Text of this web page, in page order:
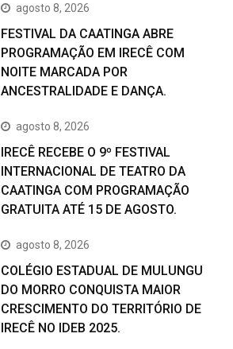
agosto 8, 2026
FESTIVAL DA CAATINGA ABRE
PROGRAMAÇÃO EM IRECÊ COM
NOITE MARCADA POR
ANCESTRALIDADE E DANÇA.
agosto 8, 2026
IRECÊ RECEBE O 9º FESTIVAL
INTERNACIONAL DE TEATRO DA
CAATINGA COM PROGRAMAÇÃO
GRATUITA ATÉ 15 DE AGOSTO.
agosto 8, 2026
COLÉGIO ESTADUAL DE MULUNGU
DO MORRO CONQUISTA MAIOR
CRESCIMENTO DO TERRITÓRIO DE
IRECÊ NO IDEB 2025.